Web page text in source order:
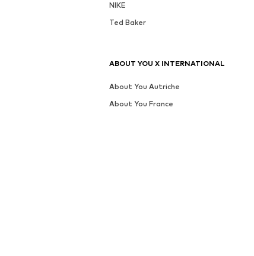
NIKE
Ted Baker
ABOUT YOU X INTERNATIONAL
About You Autriche
About You France